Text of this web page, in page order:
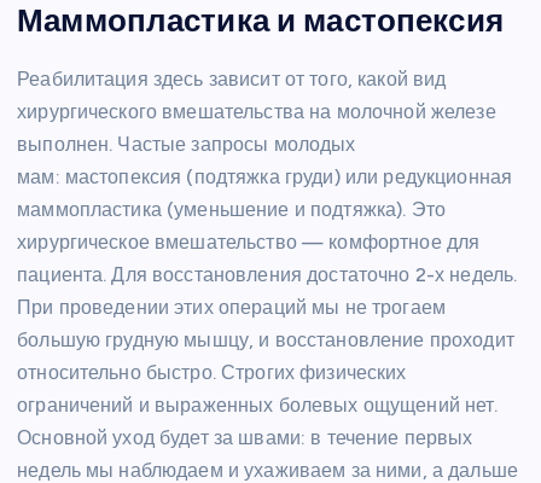
Маммопластика и мастопексия
Реабилитация здесь зависит от того, какой вид
хирургического вмешательства на молочной железе
выполнен. Частые запросы молодых
мам: мастопексия (подтяжка груди) или редукционная
маммопластика (уменьшение и подтяжка). Это
хирургическое вмешательство — комфортное для
пациента. Для восстановления достаточно 2-х недель.
При проведении этих операций мы не трогаем
большую грудную мышцу, и восстановление проходит
относительно быстро. Строгих физических
ограничений и выраженных болевых ощущений нет.
Основной уход будет за швами: в течение первых
недель мы наблюдаем и ухаживаем за ними, а дальше